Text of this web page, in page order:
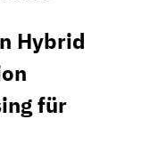
Hybrid
für